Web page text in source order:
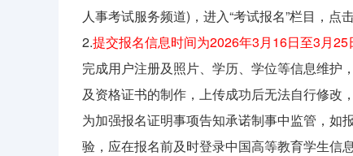
人事考试服务频道)，进入“考试报名”栏目，点
2.提交报名信息时间为2026年3月16日至3月25
完成用户注册及照片、学历、学位等信息维护
及资格证书的制作，上传成功后无法自行修改
为加强报名证明事项告知承诺制事中监管，如
验，应在报名前及时登录中国高等教育学生信